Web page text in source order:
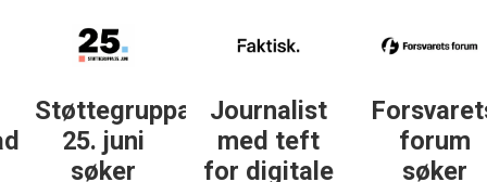
Støttegruppa
25. juni
søker
Journalist
med teft
for digitale
Forsvarets
forum
søker